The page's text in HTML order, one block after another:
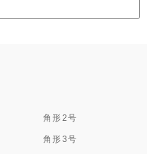
角形2号
角形3号